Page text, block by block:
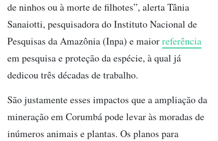
de ninhos ou à morte de filhotes”, alerta Tânia
Sanaiotti, pesquisadora do Instituto Nacional de
Pesquisas da Amazônia (Inpa) e maiorreferência
em pesquisa e proteção da espécie, à qual já
dedicou três décadas de trabalho.
São justamente esses impactos que a ampliação da
mineração em Corumbá pode levar às moradas de
inúmeros animais e plantas. Os planos para